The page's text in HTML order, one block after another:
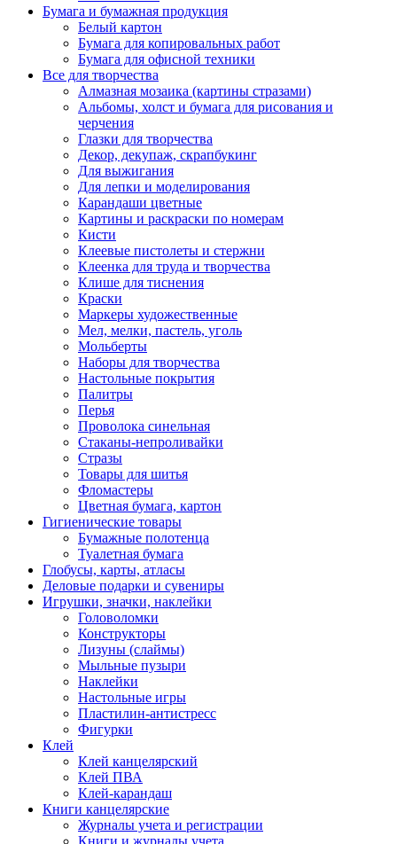
Бумага и бумажная продукция
Белый картон
Бумага для копировальных работ
Бумага для офисной техники
Все для творчества
Алмазная мозаика (картины стразами)
Альбомы, холст и бумага для рисования и
черчения
Глазки для творчества
Декор, декупаж, скрапбукинг
Для выжигания
Для лепки и моделирования
Карандаши цветные
Картины и раскраски по номерам
Кисти
Клеевые пистолеты и стержни
Клеенка для труда и творчества
Клише для тиснения
Краски
Маркеры художественные
Мел, мелки, пастель, уголь
Мольберты
Наборы для творчества
Настольные покрытия
Палитры
Перья
Проволока синельная
Стаканы-непроливайки
Стразы
Товары для шитья
Фломастеры
Цветная бумага, картон
Гигиенические товары
Бумажные полотенца
Туалетная бумага
Глобусы, карты, атласы
Деловые подарки и сувениры
Игрушки, значки, наклейки
Головоломки
Конструкторы
Лизуны (слаймы)
Мыльные пузыри
Наклейки
Настольные игры
Пластилин-антистресс
Фигурки
Клей
Клей канцелярский
Клей ПВА
Клей-карандаш
Книги канцелярские
Журналы учета и регистрации
Книги и журналы учета